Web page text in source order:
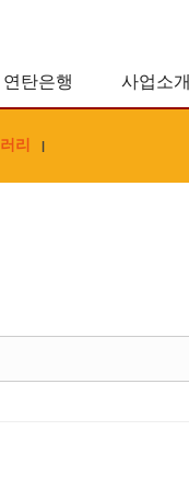
연탄은행 사업소개
리 |